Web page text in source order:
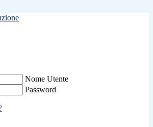
Nome Utente
Password